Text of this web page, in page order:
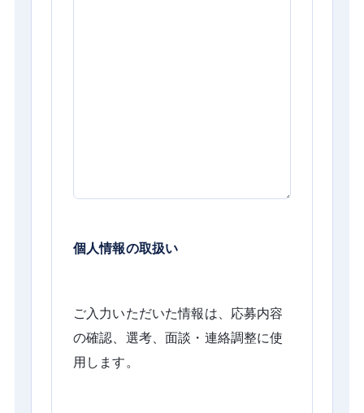
個人情報の取扱い
ご入力いただいた情報は、応募内容
の確認、選考、面談・連絡調整に使
用します。